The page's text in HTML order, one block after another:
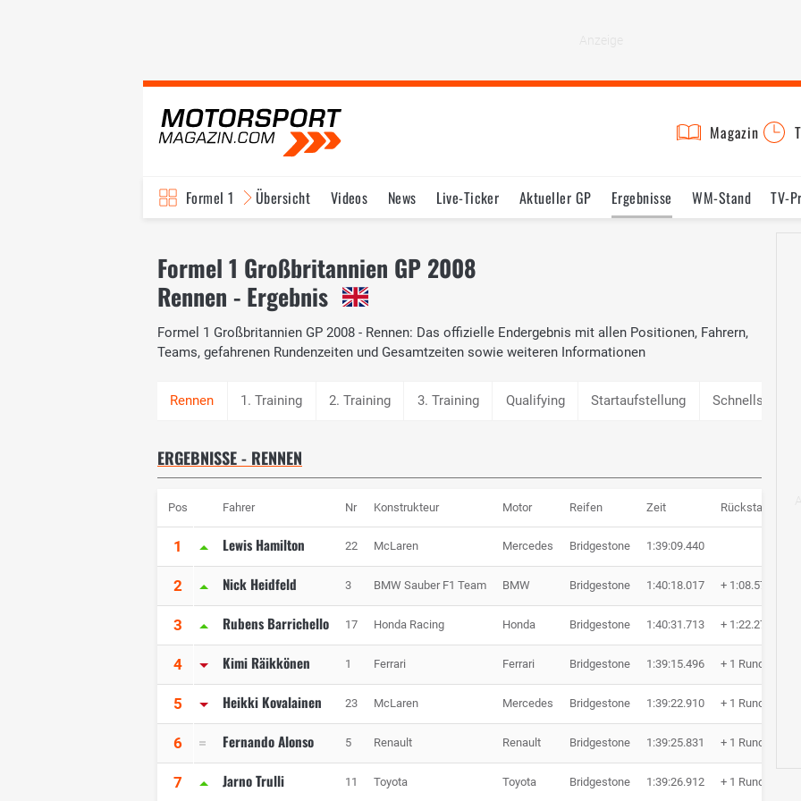
Magazin
Formel 1 Übersicht Videos News Live-Ticker Aktueller GP Ergebnisse WM-Stand TV-
Formel 1 Großbritannien GP 2008
Rennen - Ergebnis
Formel 1 Großbritannien GP 2008 - Rennen: Das offizielle Endergebnis mit allen Positionen, Fahrern,
Teams, gefahrenen Rundenzeiten und Gesamtzeiten sowie weiteren Informationen
1. Training 2. Training 3. Training Qualifying Startaufstellung Schnellste
ERGEBNISSE - RENNEN
Pos Fahrer Nr Konstrukteur Motor Reifen Zeit Rückstand
1 Lewis Hamilton 22 McLaren Mercedes Bridgestone 1:39:09.440
2 Nick Heidfeld 3 BMW Sauber F1 Team BMW Bridgestone 1:40:18.017 + 1:08.577
3 Rubens Barrichello 17 Honda Racing Honda Bridgestone 1:40:31.713 + 1:22.273
4 Kimi Räikkönen 1 Ferrari Ferrari Bridgestone 1:39:15.496 + 1 Runde
5 Heikki Kovalainen 23 McLaren Mercedes Bridgestone 1:39:22.910 + 1 Runde
6 Fernando Alonso 5 Renault Renault Bridgestone 1:39:25.831 + 1 Runde
7 Jarno Trulli 11 Toyota Toyota Bridgestone 1:39:26.912 + 1 Runde